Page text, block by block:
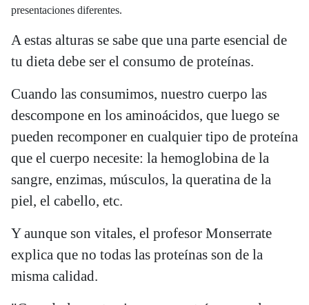
presentaciones diferentes.
A estas alturas se sabe que una parte esencial de
tu dieta debe ser el consumo de proteínas.
Cuando las consumimos, nuestro cuerpo las
descompone en los aminoácidos, que luego se
pueden recomponer en cualquier tipo de proteína
que el cuerpo necesite: la hemoglobina de la
sangre, enzimas, músculos, la queratina de la
piel, el cabello, etc.
Y aunque son vitales, el profesor Monserrate
explica que no todas las proteínas son de la
misma calidad.